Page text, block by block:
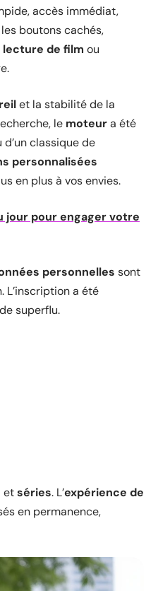
accès immédiat,
boutons cachés,
lecture de film ou
et la stabilité de la
le moteura été
classique de
personnalisées
en plus à vos envies.
jour pour engager votre
personnelles sont
L’inscription a été
superflu.
etséries. L’expérience de
en permanence,